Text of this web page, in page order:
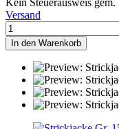
Versand
In den Warenkorb